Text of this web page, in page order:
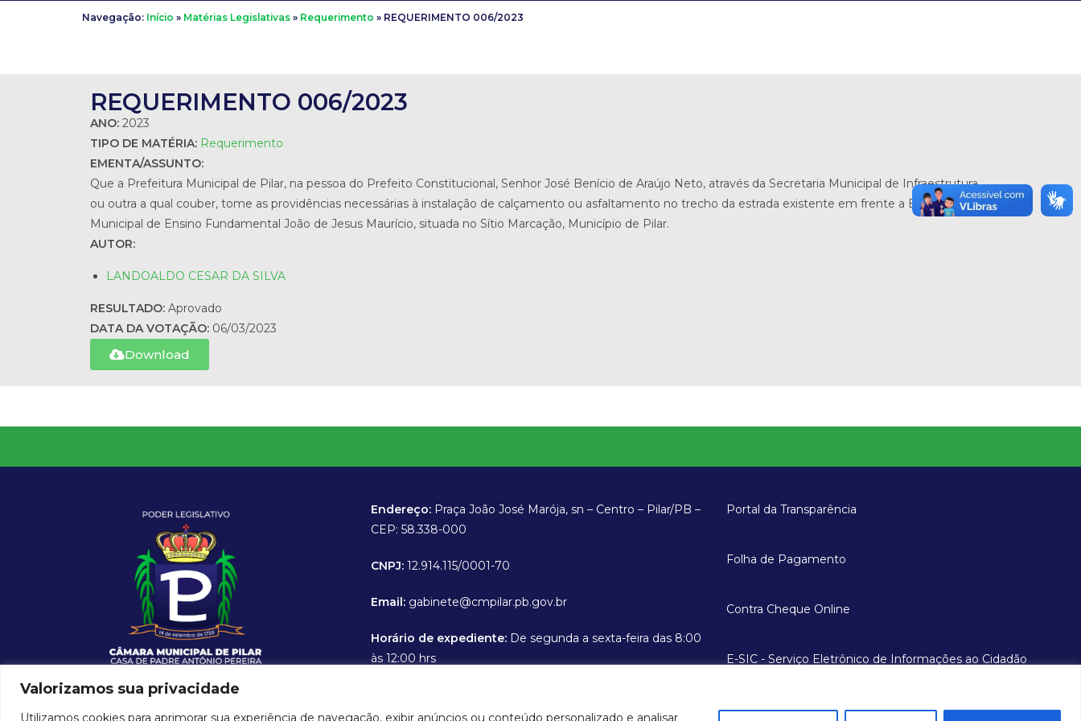
Valorizamos sua privacidade
Utilizamos cookies para aprimorar sua experiência de navegação, exibir anúncios ou conteúdo personalizado e analisar
Navegação: Início » Matérias Legislativas » Requerimento » REQUERIMENTO 006/2023
REQUERIMENTO 006/2023
ANO: 2023
TIPO DE MATÉRIA: Requerimento
EMENTA/ASSUNTO:
Que a Prefeitura Municipal de Pilar, na pessoa do Prefeito Constitucional, Senhor José Benício de Araújo Neto, através da Secretaria Municipal de Infraestrutura
ou outra a qual couber, tome as providências necessárias à instalação de calçamento ou asfaltamento no trecho da estrada existente em frente a Escola
Municipal de Ensino Fundamental João de Jesus Maurício, situada no Sítio Marcação, Município de Pilar.
AUTOR:
LANDOALDO CESAR DA SILVA
RESULTADO: Aprovado
DATA DA VOTAÇÃO: 06/03/2023
Download
Endereço: Praça João José Marója, sn – Centro – Pilar/PB –
CEP: 58.338-000
CNPJ:12.914.115/0001-70
Email: gabinete@cmpilar.pb.gov.br
Horário de expediente: De segunda a sexta-feira das 8:00
às 12:00 hrs
Portal da Transparência
Folha de Pagamento
Contra Cheque Online
E-SIC - Serviço Eletrônico de Informações ao Cidadão